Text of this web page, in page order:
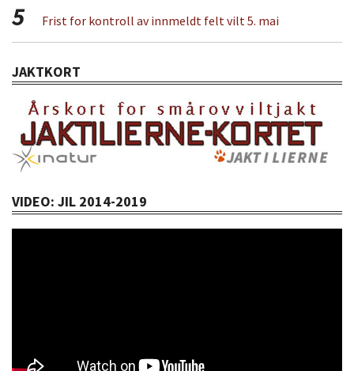
5 Frist for kontroll av innmeldt felt vilt 5. mai
JAKTKORT
VIDEO: JIL 2014-2019